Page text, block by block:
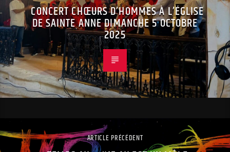
CONCERT CHŒURS D’HOMMES À L’ÉGLISE
DE SAINTE ANNE DIMANCHE 5 OCTOBRE
2025
ARTICLE PRÉCÉDENT